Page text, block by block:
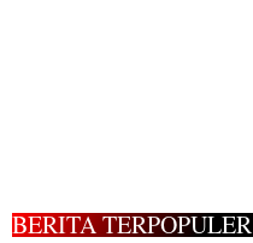
BERITA TERPOPULER